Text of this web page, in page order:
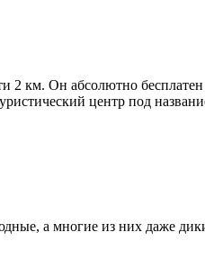
км. Он абсолютно
центр под
а многие из них даже